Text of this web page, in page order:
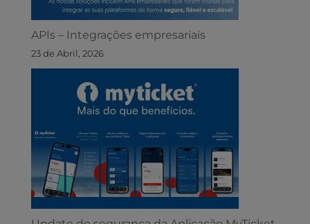
APIs – Integrações empresariais
23 de Abril, 2026